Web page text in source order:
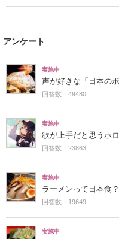
アンケート
実施中
声が好きな「日本の
回答数：49480
実施中
歌が上手だと思うホ
回答数：23863
実施中
ラーメンって日本食
回答数：19649
実施中